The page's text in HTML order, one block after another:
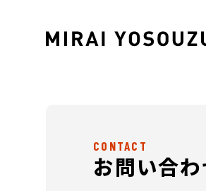
CONTACT
お問い合わ